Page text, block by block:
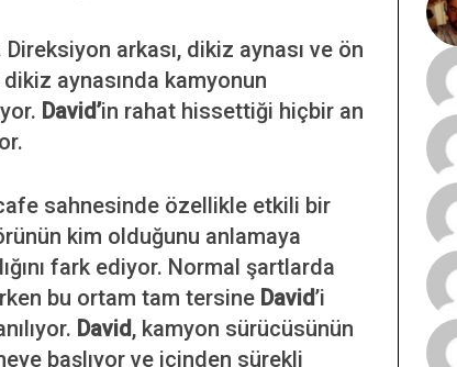
arkası, dikiz aynası ve ön
aynasında kamyonun
David’in rahat hissettiği hiçbir an
sahnesinde özellikle etkili bir
kim olduğunu anlamaya
fark ediyor. Normal şartlarda
bu ortam tam tersine David’i
David, kamyon sürücüsünün
başlıyor ve içinden sürekli